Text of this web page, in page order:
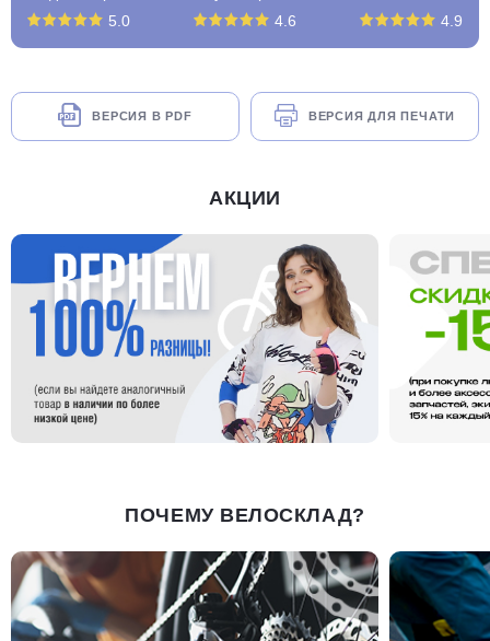
5.0
4.6
4.9
ВЕРСИЯ В PDF ВЕРСИЯ ДЛЯ ПЕЧАТИ
АКЦИИ
ПОЧЕМУ ВЕЛОСКЛАД?